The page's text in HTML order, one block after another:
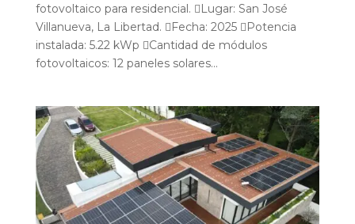
fotovoltaico para residencial. Lugar: San José
Villanueva, La Libertad. Fecha: 2025 Potencia
instalada: 5.22 kWp Cantidad de módulos
fotovoltaicos: 12 paneles solares...